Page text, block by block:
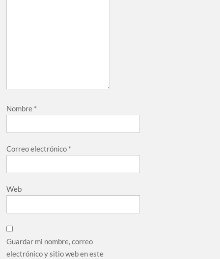
Nombre *
Correo electrónico *
Web
Guardar mi nombre, correo
electrónico y sitio web en este